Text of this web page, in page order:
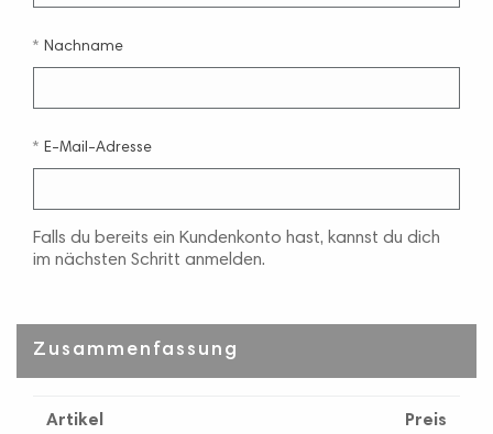
Nachname
E-Mail-Adresse
Falls du bereits ein Kundenkonto hast, kannst du dich
im nächsten Schritt anmelden.
Zusammenfassung
Artikel Preis